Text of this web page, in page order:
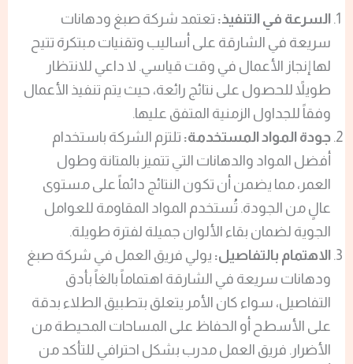
السرعة في التنفيذ: تعتمد شركة صبغ ودهانات
سريعة في الشارقة على أساليب وتقنيات مبتكرة تتيح
لها إنجاز الأعمال في وقت قياسي. لا داعي للانتظار
طويلاً للحصول على نتائج رائعة، حيث يتم تنفيذ الأعمال
وفقاً للجداول الزمنية المتفق عليها.
جودة المواد المستخدمة: تلتزم الشركة باستخدام
أفضل المواد والدهانات التي تتميز بالمتانة وطول
العمر، مما يضمن أن تكون النتائج دائماً على مستوى
عالٍ من الجودة. تُستخدم المواد المقاومة للعوامل
الجوية لضمان بقاء الألوان جميلة لفترة طويلة.
الاهتمام بالتفاصيل: يولي فريق العمل في شركة صبغ
ودهانات سريعة في الشارقة اهتماماً بالغاً بأدق
التفاصيل، سواء كان الأمر يتعلق بتطبيق الطلاء بدقة
على الأسطح أو الحفاظ على المساحات المحيطة من
الأضرار. فريق العمل مدرب بشكل احترافي للتأكد من